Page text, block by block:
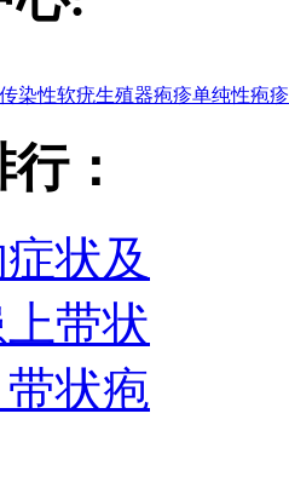
传染性软疣生殖器疱疹单纯性疱疹
：
状及
带状
带状疱